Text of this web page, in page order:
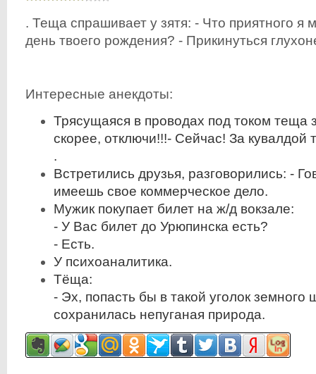
. Теща спрашивает у зятя: - Что приятного я
день твоего рождения? - Прикинуться
Интересные анекдоты:
Трясущаяся в проводах под током теща
скорее, отключи!!!- Сейчас! За кувалдой
.
Встретились друзья, разговорились: -
имеешь свое коммерческое дело.
Мужик покупает билет на ж/д вокзале:
- У Вас билет до Урюпинска есть?
- Есть.
У психоаналитика.
Тёща:
- Эх, попасть бы в такой уголок земного
сохранилась непуганая природа.